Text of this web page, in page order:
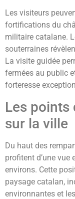
Les visiteurs
fortifications du
militaire catalane.
souterraines
La visite guidée
fermées au public
forteresse
Les points
sur la ville
Du haut des
profitent d’une vue
environs. Cette
paysage catalan,
environnantes et